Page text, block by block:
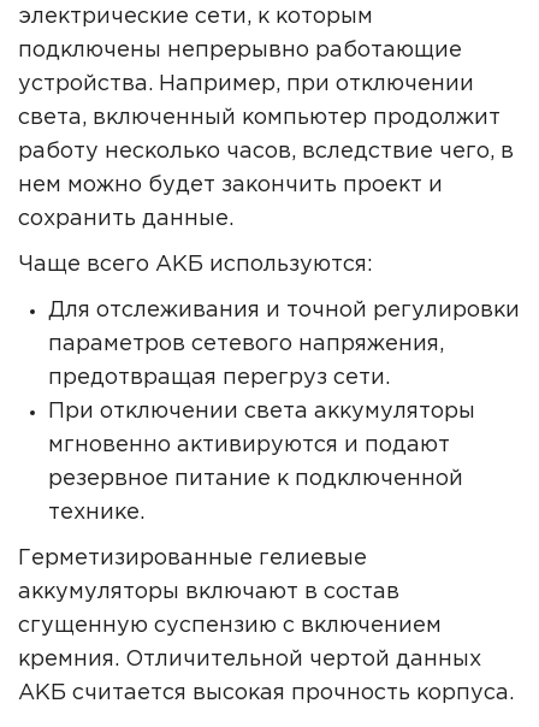
электрические сети, к которым
подключены непрерывно работающие
устройства. Например, при отключении
света, включенный компьютер продолжит
работу несколько часов, вследствие чего, в
нем можно будет закончить проект и
сохранить данные.
Чаще всего АКБ используются:
Для отслеживания и точной регулировки
параметров сетевого напряжения,
предотвращая перегруз сети.
При отключении света аккумуляторы
мгновенно активируются и подают
резервное питание к подключенной
технике.
Герметизированные гелиевые
аккумуляторы включают в состав
сгущенную суспензию с включением
кремния. Отличительной чертой данных
АКБ считается высокая прочность корпуса.